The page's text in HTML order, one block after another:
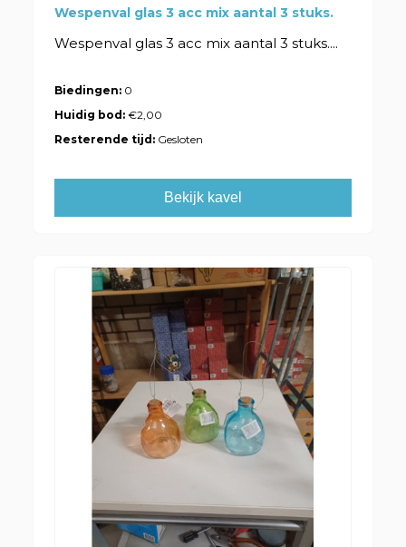
Wespenval glas 3 acc mix aantal 3 stuks.
Wespenval glas 3 acc mix aantal 3 stuks....
Biedingen: 0
Huidig bod:€2,00
Resterende tijd: Gesloten
Bekijk kavel